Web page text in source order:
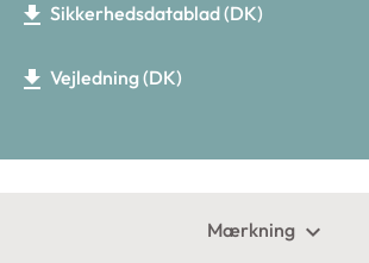
get_app Sikkerhedsdatablad (DK)
get_app Vejledning (DK)
Mærkning keyboard_arrow_down